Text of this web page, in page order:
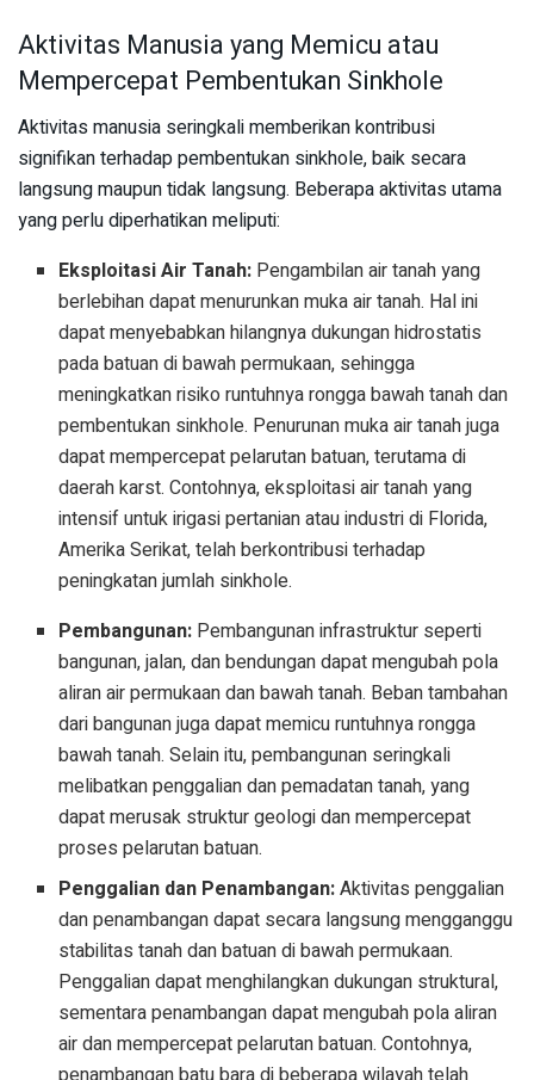
Aktivitas Manusia yang Memicu atau
Mempercepat Pembentukan Sinkhole
Aktivitas manusia seringkali memberikan kontribusi
signifikan terhadap pembentukan sinkhole, baik secara
langsung maupun tidak langsung. Beberapa aktivitas utama
yang perlu diperhatikan meliputi:
Eksploitasi Air Tanah: Pengambilan air tanah yang
berlebihan dapat menurunkan muka air tanah. Hal ini
dapat menyebabkan hilangnya dukungan hidrostatis
pada batuan di bawah permukaan, sehingga
meningkatkan risiko runtuhnya rongga bawah tanah dan
pembentukan sinkhole. Penurunan muka air tanah juga
dapat mempercepat pelarutan batuan, terutama di
daerah karst. Contohnya, eksploitasi air tanah yang
intensif untuk irigasi pertanian atau industri di Florida,
Amerika Serikat, telah berkontribusi terhadap
peningkatan jumlah sinkhole.
Pembangunan: Pembangunan infrastruktur seperti
bangunan, jalan, dan bendungan dapat mengubah pola
aliran air permukaan dan bawah tanah. Beban tambahan
dari bangunan juga dapat memicu runtuhnya rongga
bawah tanah. Selain itu, pembangunan seringkali
melibatkan penggalian dan pemadatan tanah, yang
dapat merusak struktur geologi dan mempercepat
proses pelarutan batuan.
Penggalian dan Penambangan:Aktivitas penggalian
dan penambangan dapat secara langsung mengganggu
stabilitas tanah dan batuan di bawah permukaan.
Penggalian dapat menghilangkan dukungan struktural,
sementara penambangan dapat mengubah pola aliran
air dan mempercepat pelarutan batuan. Contohnya,